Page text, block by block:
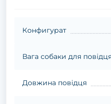
Конфигурат
Вага собаки для повідця
Довжина повідця